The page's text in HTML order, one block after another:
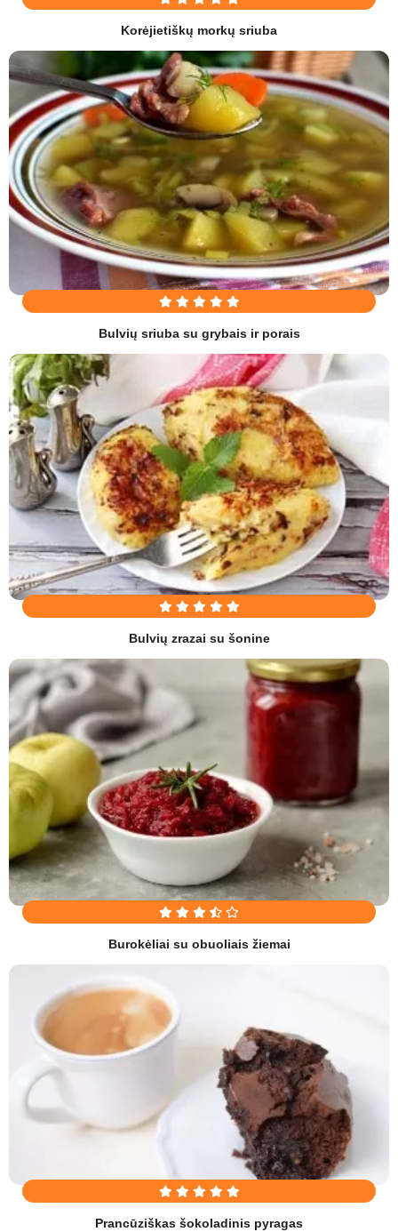
Korėjietiškų morkų sriuba
Bulvių sriuba su grybais ir porais
Bulvių zrazai su šonine
Burokėliai su obuoliais žiemai
Prancūziškas šokoladinis pyragas